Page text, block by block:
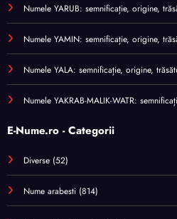
Numele YARUB: semnificație, origine,
Numele YAMIN: semnificație, origine,
Numele YALA: semnificație, origine,
Numele YAKRAB-MALIK-WATR:
E-Nume.ro - Categorii
Diverse (52)
Nume arabesti (814)